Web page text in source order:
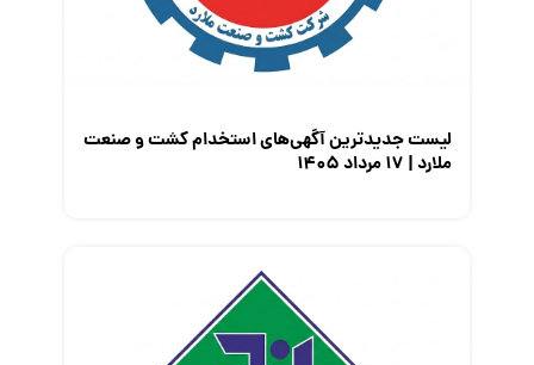
لیست جدیدترین آگهی‌های استخدام کشت و صنعت
ملارد | ۱۷ مرداد ۱۴۰۵